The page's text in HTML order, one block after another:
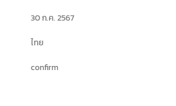
30 ก.ค. 2567
ไทย
confirm